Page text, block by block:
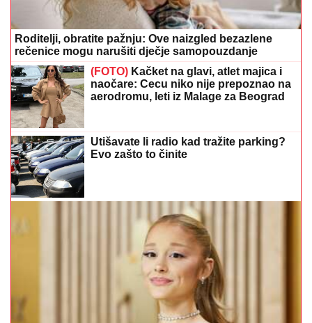
Roditelji, obratite pažnju: Ove naizgled bezazlene
rečenice mogu narušiti dječje samopouzdanje
(FOTO)Kačket na glavi, atlet majica i
naočare: Cecu niko nije prepoznao na
aerodromu, leti iz Malage za Beograd
Utišavate li radio kad tražite parking?
Ariana Grande donijela veliku odluku, više ne može